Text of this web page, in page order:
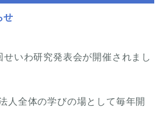
せ
せいわ研究発表会が開催されまし
人全体の学びの場として毎年開